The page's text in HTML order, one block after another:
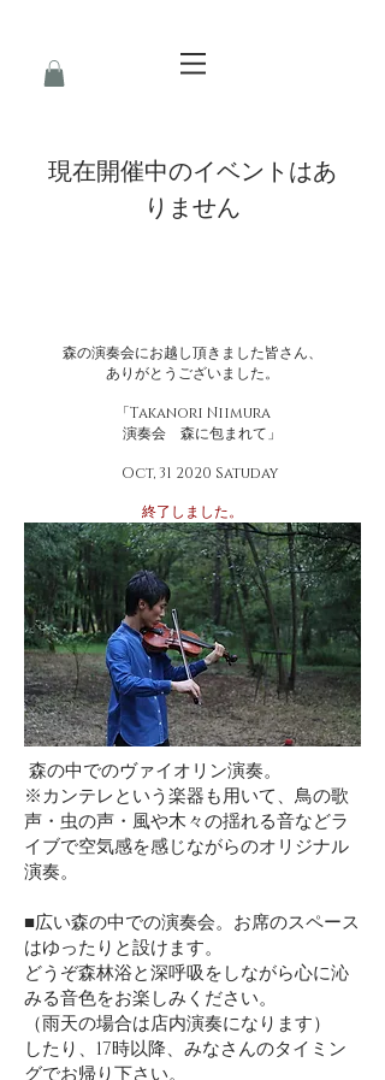
現在開催中のイベントはあ
りません
森の演奏会にお越し頂きました皆さん、
ありがとうございました。
「Takanori Niimura
演奏会 森に包まれて」
Oct, 31 2020 Satuday
終了しました。
森の中でのヴァイオリン演奏。
※カンテレという楽器も用いて、鳥の歌
声・虫の声・風や木々の揺れる音などラ
イブで空気感を感じながらのオリジナル
演奏。
■広い森の中での演奏会。お席のスペース
はゆったりと設けます。
どうぞ森林浴と深呼吸をしながら心に沁
みる音色をお楽しみください。
（雨天の場合は店内演奏になります）
したり、17時以降、みなさんのタイミン
グでお帰り下さい。